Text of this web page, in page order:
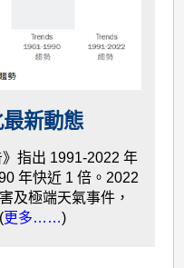
新動態
》指出 1991-2022 年
年快近 1 倍。2022
及極端天氣事件，
更多……)